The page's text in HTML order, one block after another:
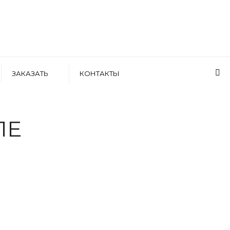
ЗАКАЗАТЬ КОНТАКТЫ